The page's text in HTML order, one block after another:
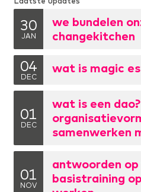
30
JAN
we bundelen
changekitchen
04
DEC
wat is magic
01
DEC
wat is een
samenwerken
01
NOV
antwoorden op
basistraining